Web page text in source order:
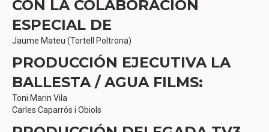
CON LA COLABORACIÓN
ESPECIAL DE
Jaume Mateu (Tortell Poltrona)
PRODUCCIÓN EJECUTIVA LA
BALLESTA / AGUA FILMS:
Toni Marin Vila
Carles Caparrós i Obiols